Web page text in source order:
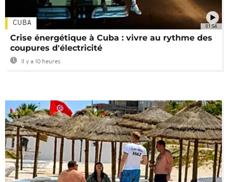
01:54
CUBA
Crise énergétique à Cuba : vivre au rythme des
coupures d'électricité
Il y a 10 heures